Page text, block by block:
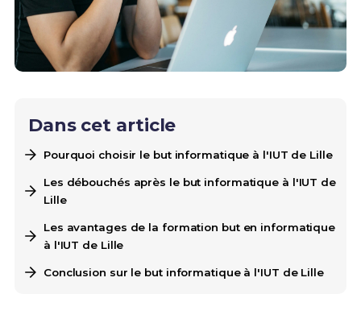
Dans cet article
Pourquoi choisir le but informatique à l'IUT de Lille
Les débouchés après le but informatique à l'IUT de
Lille
Les avantages de la formation but en informatique
à l'IUT de Lille
Conclusion sur le but informatique à l'IUT de Lille